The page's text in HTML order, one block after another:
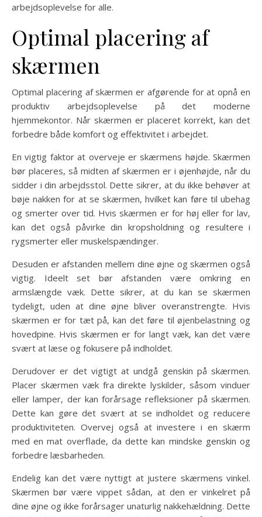
arbejdsoplevelse for alle.
Optimal placering af
skærmen
Optimal placering af skærmen er afgørende for at opnå en
produktiv arbejdsoplevelse på det moderne
hjemmekontor. Når skærmen er placeret korrekt, kan det
forbedre både komfort og effektivitet i arbejdet.
En vigtig faktor at overveje er skærmens højde. Skærmen
bør placeres, så midten af skærmen er i øjenhøjde, når du
sidder i din arbejdsstol. Dette sikrer, at du ikke behøver at
bøje nakken for at se skærmen, hvilket kan føre til ubehag
og smerter over tid. Hvis skærmen er for høj eller for lav,
kan det også påvirke din kropsholdning og resultere i
rygsmerter eller muskelspændinger.
Desuden er afstanden mellem dine øjne og skærmen også
vigtig. Ideelt set bør afstanden være omkring en
armslængde væk. Dette sikrer, at du kan se skærmen
tydeligt, uden at dine øjne bliver overanstrengte. Hvis
skærmen er for tæt på, kan det føre til øjenbelastning og
hovedpine. Hvis skærmen er for langt væk, kan det være
svært at læse og fokusere på indholdet.
Derudover er det vigtigt at undgå genskin på skærmen.
Placer skærmen væk fra direkte lyskilder, såsom vinduer
eller lamper, der kan forårsage refleksioner på skærmen.
Dette kan gøre det svært at se indholdet og reducere
produktiviteten. Overvej også at investere i en skærm
med en mat overflade, da dette kan mindske genskin og
forbedre læsbarheden.
Endelig kan det være nyttigt at justere skærmens vinkel.
Skærmen bør være vippet sådan, at den er vinkelret på
dine øjne og ikke forårsager unaturlig nakkehældning. Dette